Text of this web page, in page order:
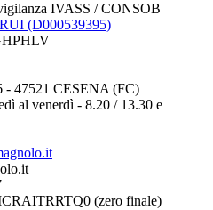
IVASS / CONSOB
(D000539395)
- 47521 CESENA (FC)
al venerdì - 8.20 / 13.30 e
(zero finale)